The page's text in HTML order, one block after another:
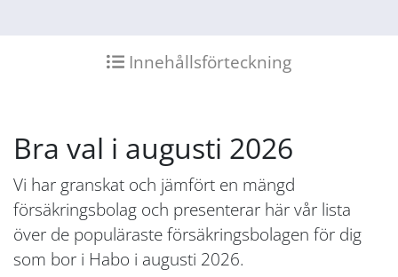
Innehållsförteckning
Bra val i augusti 2026
Vi har granskat och jämfört en mängd
försäkringsbolag och presenterar här vår lista
över de populäraste försäkringsbolagen för dig
som bor i Habo i augusti 2026.